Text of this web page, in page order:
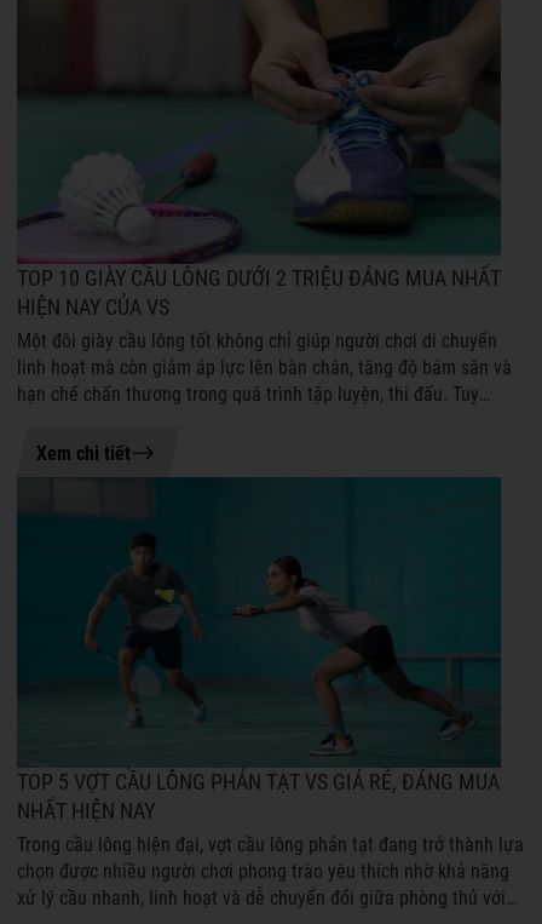
20-07-2026 15:49
TOP 10 GIÀY CẦU LÔNG DƯỚI 2 TRIỆU ĐÁNG MUA NHẤT
HIỆN NAY CỦA VS
Một đôi giày cầu lông tốt không chỉ giúp người chơi di chuyển
linh hoạt mà còn giảm áp lực lên bàn chân, tăng độ bám sân và
hạn chế chấn thương trong quá trình tập luyện, thi đấu. Tuy
Xem chi tiết
TOP 5 VỢT CẦU LÔNG PHẢN TẠT VS GIÁ RẺ, ĐÁNG MUA
NHẤT HIỆN NAY
Trong cầu lông hiện đại, vợt cầu lông phản tạt đang trở thành lựa
chọn được nhiều người chơi phong trào yêu thích nhờ khả năng
xử lý cầu nhanh, linh hoạt và dễ chuyển đổi giữa phòng thủ với